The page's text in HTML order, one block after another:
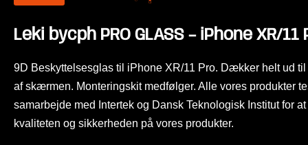
Leki bycph PRO GLASS – iPhone XR/11
9D Beskyttelsesglas til iPhone XR/11 Pro. Dækker helt ud til
af skærmen. Monteringskit medfølger. Alle vores produkter
samarbejde med Intertek og Dansk Teknologisk Institut for
kvaliteten og sikkerheden på vores produkter.